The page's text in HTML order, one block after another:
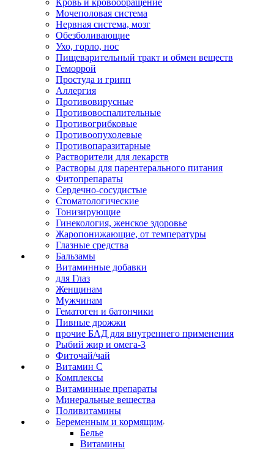
Кровь и кровообращение
Мочеполовая система
Нервная система, мозг
Обезболивающие
Ухо, горло, нос
Пищеварительный тракт и обмен веществ
Геморрой
Простуда и грипп
Аллергия
Противовирусные
Противовоспалительные
Противогрибковые
Противоопухолевые
Противопаразитарные
Растворители для лекарств
Растворы для парентерального питания
Фитопрепараты
Сердечно-сосудистые
Стоматологические
Тонизирующие
Гинекология, женское здоровье
Жаропонижающие, от температуры
Глазные средства
Бальзамы
Витаминные добавки
для Глаз
Женщинам
Мужчинам
Гематоген и батончики
Пивные дрожжи
прочие БАД для внутреннего применения
Рыбий жир и омега-3
Фиточай/чай
Витамин С
Комплексы
Витаминные препараты
Минеральные вещества
Поливитамины
Беременным и кормящим
Белье
Витамины